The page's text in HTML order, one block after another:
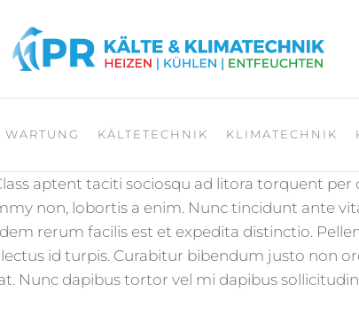
WARTUNG KÄLTETECHNIK KLIMATECHNIK
aptent taciti sociosqu ad litora torquent
non, lobortis a enim. Nunc tincidunt ante
rerum facilis est et expedita distinctio.
id turpis. Curabitur bibendum justo non
Nunc dapibus tortor vel mi dapibus